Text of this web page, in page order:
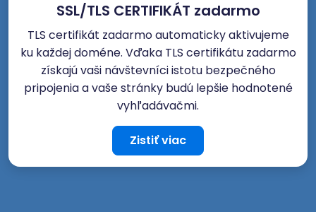
SSL/TLS CERTIFIKÁT zadarmo
TLS certifikát zadarmo automaticky aktivujeme
ku každej doméne. Vďaka TLS certifikátu zadarmo
získajú vaši návštevníci istotu bezpečného
pripojenia a vaše stránky budú lepšie hodnotené
vyhľadávačmi.
Zistiť viac